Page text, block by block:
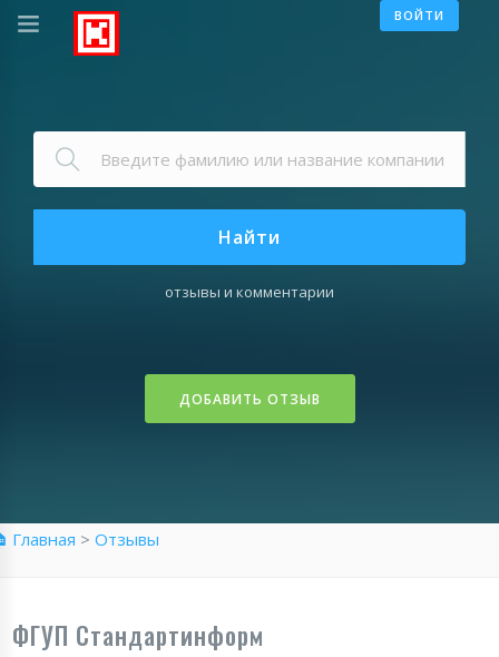
ВОЙТИ
Найти
отзывы и комментарии
ДОБАВИТЬ ОТЗЫВ
Главная > Отзывы
ФГУП Стандартинформ